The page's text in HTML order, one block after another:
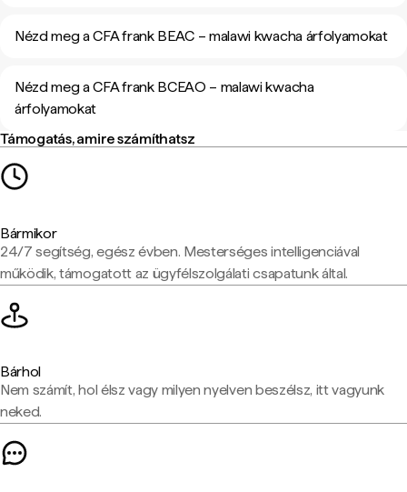
Nézd meg a CFA frank BEAC – malawi kwacha árfolyamokat
Nézd meg a CFA frank BCEAO – malawi kwacha
árfolyamokat
Támogatás, amire számíthatsz
Bármikor
24/7 segítség, egész évben. Mesterséges intelligenciával
működik, támogatott az ügyfélszolgálati csapatunk által.
Bárhol
Nem számít, hol élsz vagy milyen nyelven beszélsz, itt vagyunk
neked.